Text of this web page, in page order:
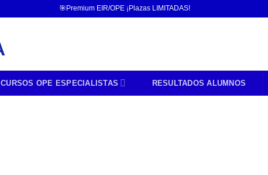
🎯Premium EIR/OPE ¡Plazas LIMITADAS!
CURSOS OPE ESPECIALISTAS RESULTADOS ALUMNOS